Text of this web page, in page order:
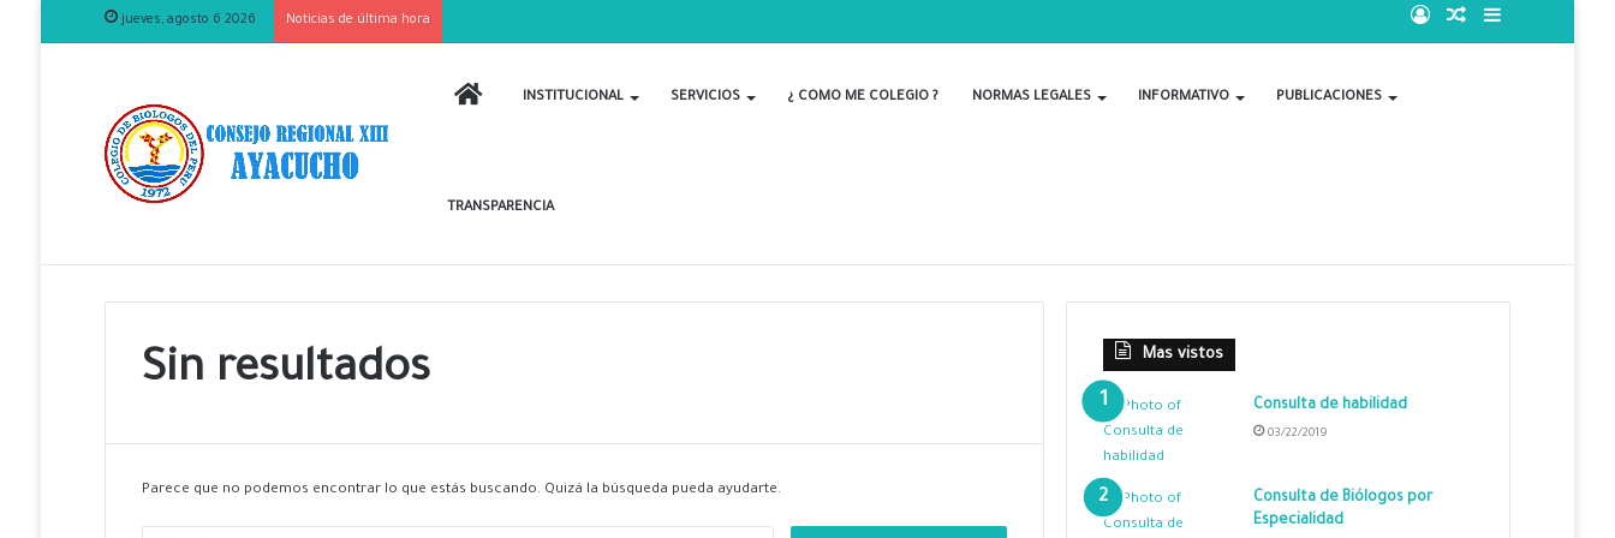
jueves, agosto 6 2026 Noticias de última hora Barra
Publicación
Acceso
INICIO INSTITUCIONAL SERVICIOS ¿ COMO ME COLEGIO ? NORMAS LEGALES INFORMATIVO PUBLICACIONES
TRANSPARENCIA
Sin resultados
Parece que no podemos encontrar lo que estás buscando. Quizá la búsqueda pueda ayudarte.
Mas vistos
Consulta de habilidad
03/22/2019
Consulta de Biólogos por
Especialidad